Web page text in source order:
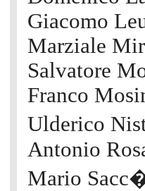
Giacomo
Marziale
Salvatore
Franco
Ulderico
Antonio
Mario